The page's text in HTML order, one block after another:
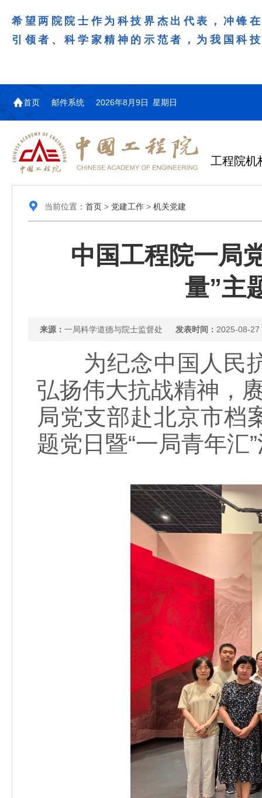
希望两院院士作为科技界杰出代表，冲锋
引领者、科学家精神的示范者，为我国科
首页 邮件系统 2026年8月9日 星期日
工程院机
当前位置： 首页> 党建工作> 机关党建
中国工程院一局
量”主
来源： 一局科学道德与院士监督处 发表时间： 2025-08-27
为纪念中国人民抗
弘扬伟大抗战精神，
局党支部赴北京市档
题党日暨“一局青年汇